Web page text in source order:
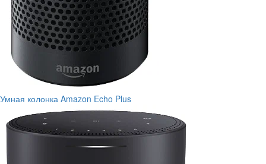
Умная колонка Amazon Echo Plus